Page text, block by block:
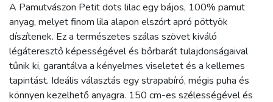
A Pamutvászon Petit dots lilac egy bájos, 100% pamut
anyag, melyet finom lila alapon elszórt apró pöttyök
díszítenek. Ez a természetes szálas szövet kiváló
légáteresztő képességével és bőrbarát tulajdonságaival
tűnik ki, garantálva a kényelmes viseletet és a kellemes
tapintást. Ideális választás egy strapabíró, mégis puha és
könnyen kezelhető anyagra. 150 cm-es szélességével és